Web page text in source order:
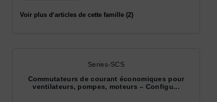
Voir plus d‘articles de cette famille (2)
Series-SCS
Commutateurs de courant économiques pour
ventilateurs, pompes, moteurs – Configu...